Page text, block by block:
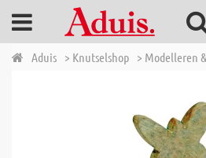
Aduis > Knutselshop > Modelleren